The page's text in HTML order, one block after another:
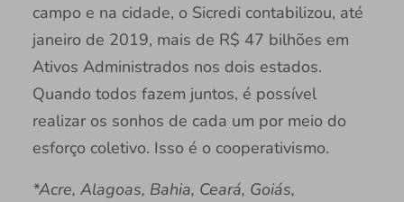
campo e na cidade, o Sicredi contabilizou, até
janeiro de 2019, mais de R$ 47 bilhões em
Ativos Administrados nos dois estados.
Quando todos fazem juntos, é possível
realizar os sonhos de cada um por meio do
esforço coletivo. Isso é o cooperativismo.
*Acre, Alagoas, Bahia, Ceará, Goiás,